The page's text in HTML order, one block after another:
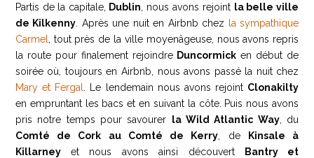
Partis de la capitale,
Dublin , nous avons rejoint la belle ville
de Kilkenny . Après une nuit en Airbnb chez
la sympathique
Carmel
, tout près de la ville moyenâgeuse, nous avons repris
la route pour finalement rejoindre Duncormick en début de
soirée où, toujours en Airbnb, nous avons passé la nuit chez
Mary et Fergal . Le lendemain nous avons rejoint Clonakilty
en empruntant les bacs et en suivant la côte. Puis nous avons
pris notre temps pour savourer
la Wild Atlantic Way, du
Comté de Cork au Comté de Kerry , de
Kinsale à
Killarneyet nous avons ainsi découvert
Bantry et